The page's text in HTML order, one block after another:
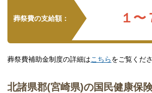
葬祭費の支給額： １〜
葬祭費補助金制度の詳細はこちらをご覧くださ
北諸県郡(宮崎県)の国民健康保